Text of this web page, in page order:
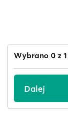
Wybrano 0 z
Dalej